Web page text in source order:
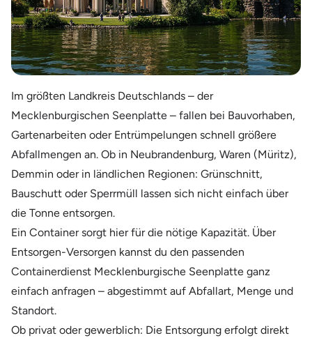
Im größten Landkreis Deutschlands – der
Mecklenburgischen Seenplatte – fallen bei Bauvorhaben,
Gartenarbeiten oder Entrümpelungen schnell größere
Abfallmengen an. Ob in Neubrandenburg, Waren (Müritz),
Demmin oder in ländlichen Regionen: Grünschnitt,
Bauschutt oder Sperrmüll lassen sich nicht einfach über
die Tonne entsorgen.
Ein Container sorgt hier für die nötige Kapazität. Über
Entsorgen-Versorgen kannst du den passenden
Containerdienst Mecklenburgische Seenplatte ganz
einfach anfragen – abgestimmt auf Abfallart, Menge und
Standort.
Ob privat oder gewerblich: Die Entsorgung erfolgt direkt